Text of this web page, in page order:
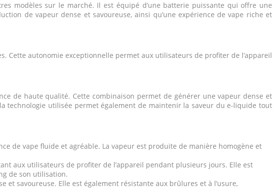
modèles sur le marché. Il est équipé d’une batterie puissante qui offre une
de vapeur dense et savoureuse, ainsi qu’une expérience de vape riche et
Cette autonomie exceptionnelle permet aux utilisateurs de profiter de l’appareil
de haute qualité. Cette combinaison permet de générer une vapeur dense et
technologie utilisée permet également de maintenir la saveur du e-liquide tout
de vape fluide et agréable. La vapeur est produite de manière homogène et
aux utilisateurs de profiter de l’appareil pendant plusieurs jours. Elle est
de son utilisation.
savoureuse. Elle est également résistante aux brûlures et à l’usure,